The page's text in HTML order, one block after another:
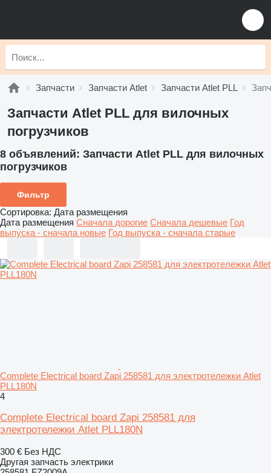
Запчасти Запчасти Atlet Запчасти Atlet PLL
Запчасти Atlet PLL для вилочных
погрузчиков
8 объявлений: Запчасти Atlet PLL для вилочных
погрузчиков
Фильтр
Сортировка: Дата размещения
Дата размещения Сначала дорогие Сначала дешевые Год
выпуска - сначала новые Год выпуска - сначала старые
Complete Electrical board Zapi 258581 для электротележки Atlet
PLL180N
4
Complete Electrical board Zapi 258581 для
электротележки Atlet PLL180N
300 € Без НДС
Другая запчасть электрики